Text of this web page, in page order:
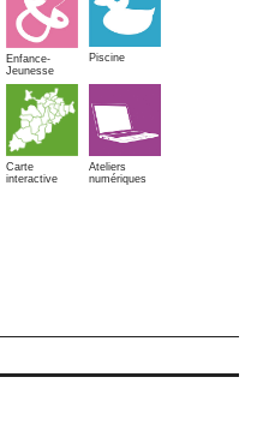
Enfance-
Jeunesse
Piscine
Carte
interactive
Ateliers
numériques